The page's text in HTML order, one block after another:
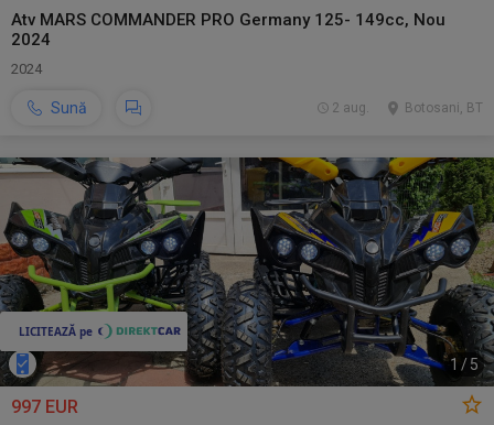
Atv MARS COMMANDER PRO Germany 125- 149cc, Nou
2024
2024
Sună Botosani, BT
2 aug.
1 / 5
997 EUR